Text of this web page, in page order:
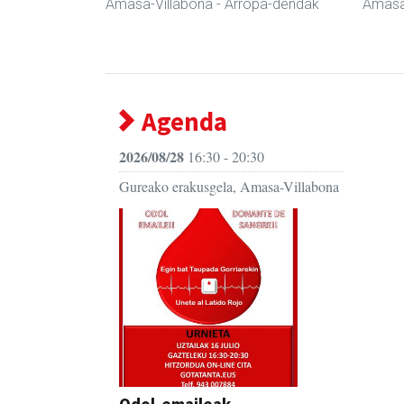
Amasa-Villabona - Arropa-dendak
Agenda
2026/08/28 16:30 - 20:30
Gureako erakusgela, Amasa-Villabona